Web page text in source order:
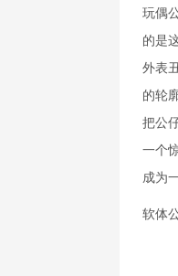
玩偶
的是
外表
的轮
把公
一个
成为
软体